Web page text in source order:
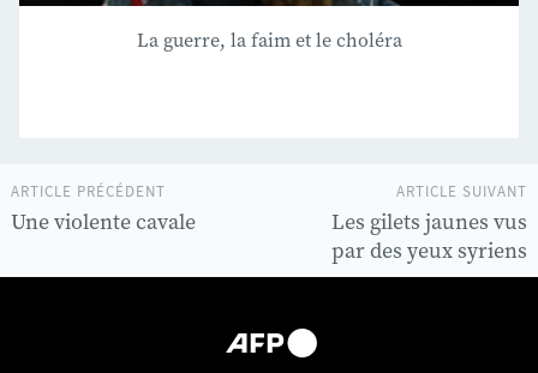
La guerre, la faim et le choléra
ARTICLE SUIVANT
Les gilets jaunes vus
par des yeux syriens
ARTICLE PRÉCÉDENT
Une violente cavale